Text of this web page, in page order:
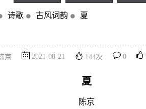
诗歌 古风词韵 夏
京 2021-08-21 144次 0
夏
陈京